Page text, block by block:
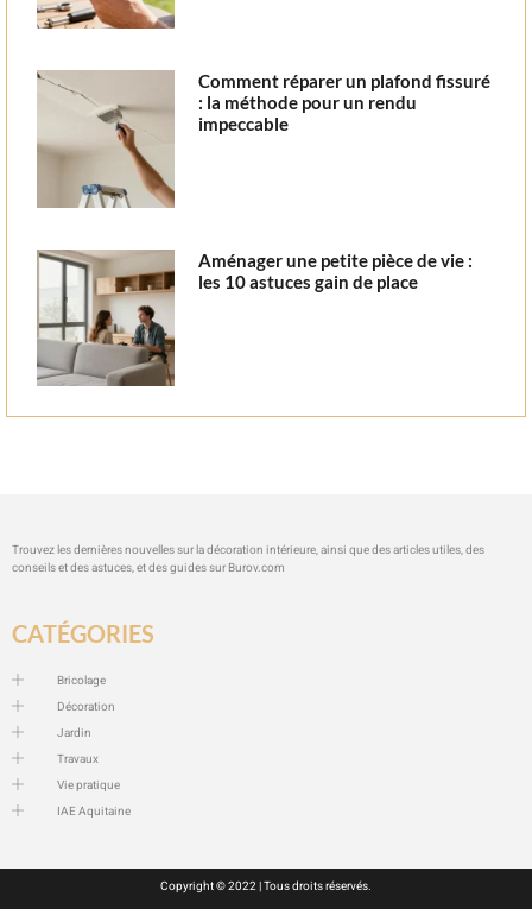
Comment réparer un plafond fissuré
: la méthode pour un rendu
impeccable
Aménager une petite pièce de vie :
les 10 astuces gain de place
Trouvez les dernières nouvelles sur la décoration intérieure, ainsi que des articles utiles, des
conseils et des astuces, et des guides sur Burov.com
CATÉGORIES
Bricolage
Décoration
Jardin
Travaux
Vie pratique
IAE Aquitaine
Copyright © 2022 | Tous droits réservés.